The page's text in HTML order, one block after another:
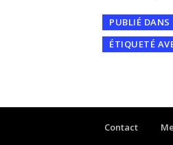
PUBLIÉ DANS
ÉTIQUETÉ
Contact